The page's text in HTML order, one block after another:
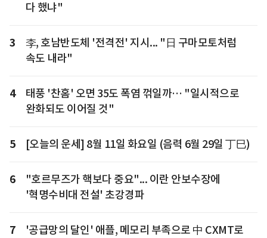
다 했냐"
3
李, 호남반도체 '전격전' 지시... "日 구마모토처럼
속도 내라"
4
태풍 '찬홈' 오면 35도 폭염 꺾일까… "일시적으로
완화되도 이어질 것"
5 [오늘의 운세] 8월 11일 화요일 (음력 6월 29일 丁巳)
6
"호르무즈가 핵보다 중요"... 이란 안보수장에
'혁명수비대 전설' 초강경파
7
'공급망의 달인' 애플, 메모리 부족으로 中 CXMT로